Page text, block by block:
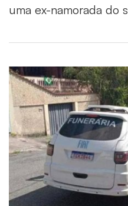
uma ex-namorada do